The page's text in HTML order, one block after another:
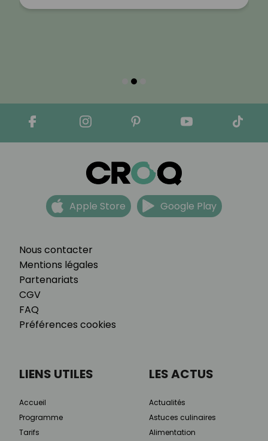
Nous contacter
Mentions légales
Partenariats
CGV
FAQ
Préférences cookies
Apple Store Google Play
LIENS UTILES
Accueil
Programme
Tarifs
LES ACTUS
Actualités
Astuces culinaires
Alimentation